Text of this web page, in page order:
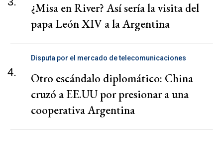
¿Misa en River? Así sería la visita del
papa León XIV a la Argentina
4.
Disputa por el mercado de telecomunicaciones
Otro escándalo diplomático: China
cruzó a EE.UU por presionar a una
cooperativa Argentina